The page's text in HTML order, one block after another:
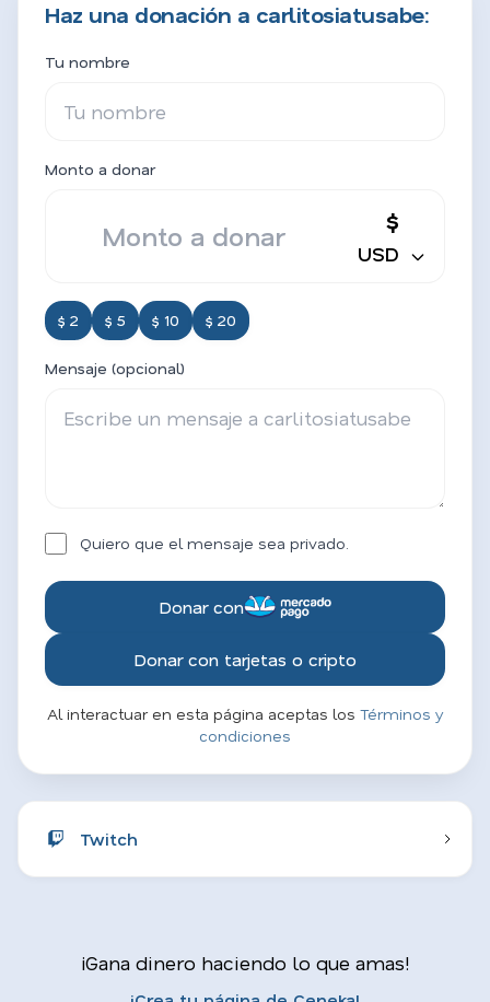
Haz una donación a carlitosiatusabe:
Tu nombre
Monto a donar
$
USD
$ 2 $ 5 $ 10 $ 20
Mensaje (opcional)
Quiero que el mensaje sea privado.
Donar con
Donar con tarjetas o cripto
Al interactuar en esta página aceptas los Términos y
condiciones
Twitch
¡Gana dinero haciendo lo que amas!